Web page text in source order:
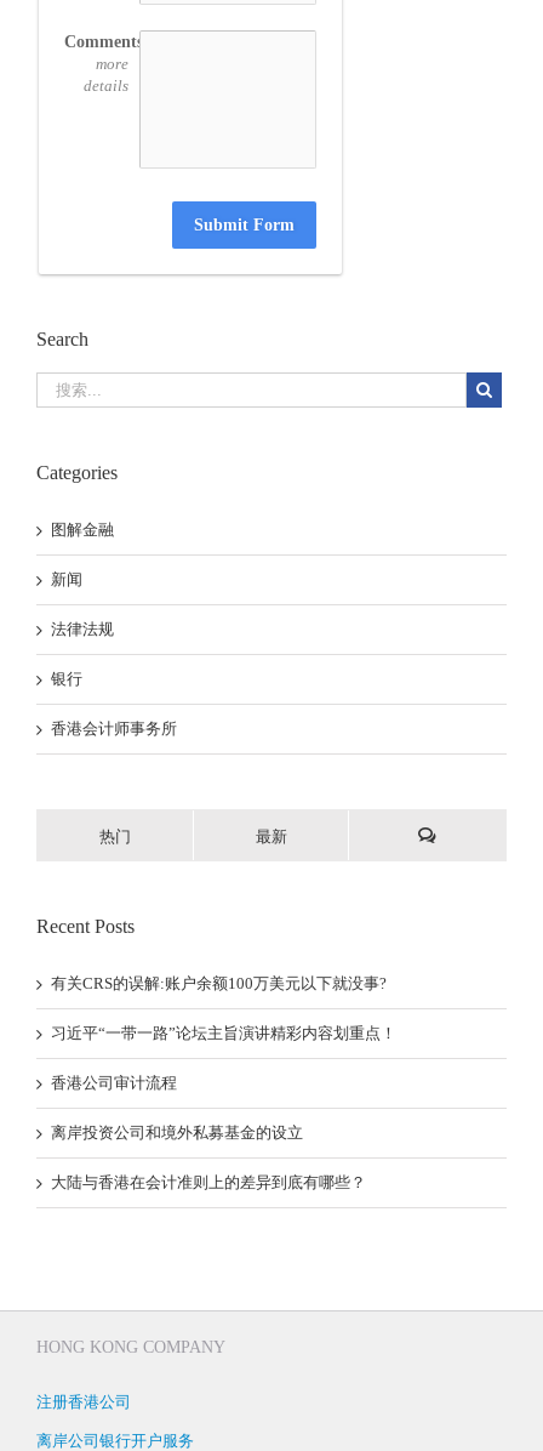
Comments
more
details
Submit Form
Search
Categories
图解金融
新闻
法律法规
银行
香港会计师事务所
热门 最新
Recent Posts
有关CRS的误解:账户余额100万美元以下就没事?
习近平“一带一路”论坛主旨演讲精彩内容划重点！
香港公司审计流程
离岸投资公司和境外私募基金的设立
大陆与香港在会计准则上的差异到底有哪些？
HONG KONG COMPANY
注册香港公司
离岸公司银行开户服务